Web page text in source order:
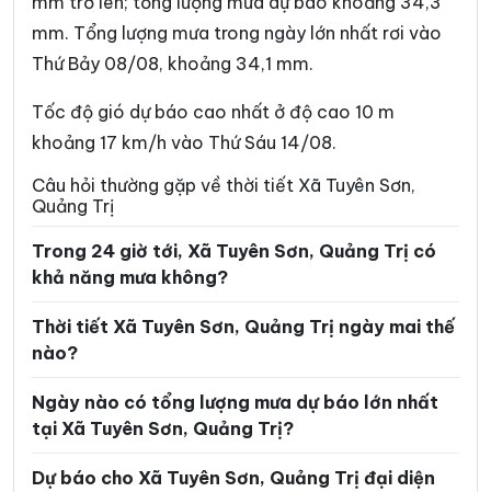
Xã Mỹ Thủy Xã Nam Ba Đồn
Xã Nam Cửa Việt Xã Nam Gianh
Xã Ninh Châu Xã Phong Nha
Xã Phú Trạch Xã Quảng Trạch
Xã Sen Ngư
Xã Tân Gianh Xã Tân Lập
Xã Thượng Trạch Xã Triệu Bình
Xã Triệu Cơ
Xã Trường Phú Xã Tuyên Bình
Xã Tuyên Hóa Xã Tuyên Lâm
mm. Tổng lượng mưa trong ngày lớn nhất rơi vào
Thứ Bảy 08/08, khoảng 34,1 mm.
Tốc độ gió dự báo cao nhất ở độ cao 10 m
khoảng 17 km/h vào Thứ Sáu 14/08.
Câu hỏi thường gặp về thời tiết Xã Tuyên Sơn,
Quảng Trị
Trong 24 giờ tới, Xã Tuyên Sơn, Quảng Trị có
khả năng mưa không?
Thời tiết Xã Tuyên Sơn, Quảng Trị ngày mai thế
nào?
Ngày nào có tổng lượng mưa dự báo lớn nhất
tại Xã Tuyên Sơn, Quảng Trị?
Dự báo cho Xã Tuyên Sơn, Quảng Trị đại diện